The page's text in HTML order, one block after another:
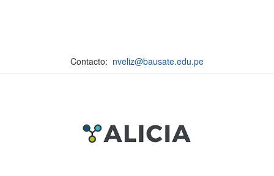
Contacto: nveliz@bausate.edu.pe